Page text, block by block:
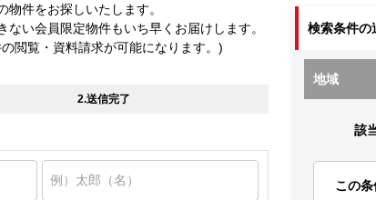
件をお探しいたします。
い会員限定物件もいち早くお届けします。
閲覧・資料請求が可能になります。)
2.送信完了
検索条件の
地域
該
この